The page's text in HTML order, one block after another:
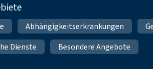
Abhängigkeitserkrankungen
Dienste Besondere Angebote